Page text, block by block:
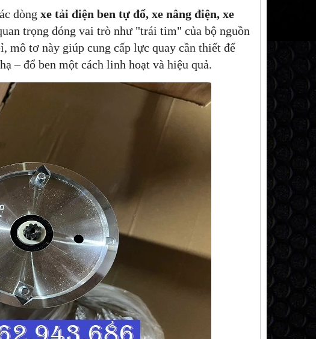
dòng xe tải điện ben tự đổ, xe nâng điện, xe
trọng đóng vai trò như "trái tim" của bộ nguồn
mô tơ này giúp cung cấp lực quay cần thiết để
– đổ ben một cách linh hoạt và hiệu quả.